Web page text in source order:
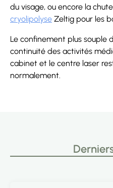
du visage, ou encore la
cryolipolyse Zeltig pour les
Le confinement plus souple
continuité des activités
cabinet et le centre laser
normalement.